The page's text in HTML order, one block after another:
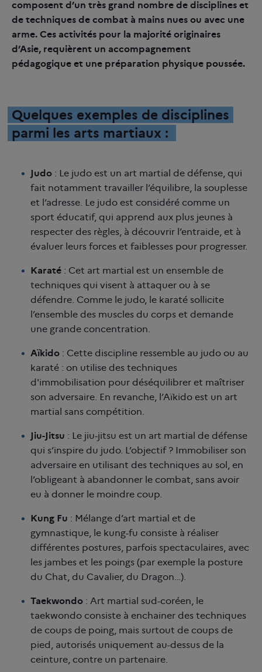
PARTAGER SUR FACEBOOK
COPIER LE LIEN
composent d’un très grand nombre de disciplines et
de techniques de combat à mains nues ou avec une
arme. Ces activités pour la majorité originaires
d’Asie, requièrent un accompagnement
pédagogique et une préparation physique poussée.
Quelques exemples de disciplines
parmi les arts martiaux :
Judo : Le judo est un art martial de défense, qui
fait notamment travailler l’équilibre, la souplesse
et l’adresse. Le judo est considéré comme un
sport éducatif, qui apprend aux plus jeunes à
respecter des règles, à découvrir l’entraide, et à
évaluer leurs forces et faiblesses pour progresser.
Karaté : Cet art martial est un ensemble de
techniques qui visent à attaquer ou à se
défendre. Comme le judo, le karaté sollicite
l’ensemble des muscles du corps et demande
une grande concentration.
Aïkido : Cette discipline ressemble au judo ou au
karaté : on utilise des techniques
d'immobilisation pour déséquilibrer et maîtriser
son adversaire. En revanche, l’Aïkido est un art
martial sans compétition.
Jiu-Jitsu : Le jiu-jitsu est un art martial de défense
qui s’inspire du judo. L’objectif ? Immobiliser son
adversaire en utilisant des techniques au sol, en
l’obligeant à abandonner le combat, sans avoir
eu à donner le moindre coup.
Kung Fu : Mélange d’art martial et de
gymnastique, le kung-fu consiste à réaliser
différentes postures, parfois spectaculaires, avec
les jambes et les poings (par exemple la posture
du Chat, du Cavalier, du Dragon…).
Taekwondo : Art martial sud-coréen, le
taekwondo consiste à enchainer des techniques
de coups de poing, mais surtout de coups de
pied, autorisés uniquement au-dessus de la
ceinture, contre un partenaire.